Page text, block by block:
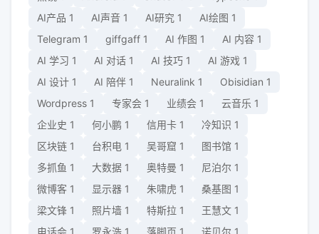
AI产品 1 AI声音 1 AI研究 1 AI绘图 1
Telegram 1 giffgaff 1 AI 作图 1 AI 内容 1
AI 学习 1 AI 对话 1 AI 技巧 1 AI 游戏 1
AI 设计 1 AI 陪伴 1 Neuralink 1 Obisidian 1
Wordpress 1 专家会 1 业绩会 1 云音乐 1
企业史 1 何小鹏 1 信用卡 1 冷知识 1
区块链 1 台积电 1 吴哥窟 1 图书馆 1
多抓鱼 1 大数据 1 奥特曼 1 尼泊尔 1
微博客 1 显示器 1 朱啸虎 1 桑基图 1
梁文锋 1 照片墙 1 特斯拉 1 王慧文 1
电话会 1 罗永浩 1 落脚页 1 诺贝尔 1